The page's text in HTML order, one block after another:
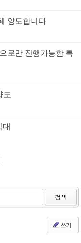
양도합니다
로만 진행가능한 특
도
대
검색
쓰기